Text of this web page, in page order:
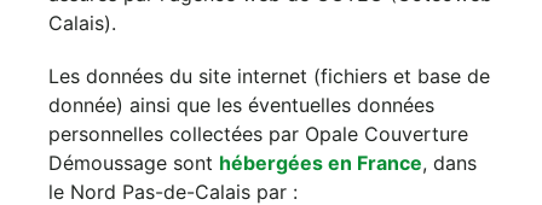
Calais).
Les données du site internet (fichiers et base de
donnée) ainsi que les éventuelles données
personnelles collectées par Opale Couverture
Démoussage sont hébergées en France, dans
le Nord Pas-de-Calais par :